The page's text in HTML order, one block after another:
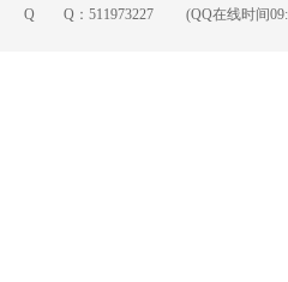
Q Q： 511973227 (QQ在线时间